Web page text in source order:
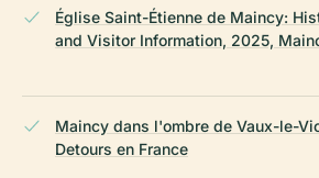
Église Saint-Étienne de Maincy:
and Visitor Information, 2025,
Maincy dans l'ombre de Vaux-le-
Detours en France